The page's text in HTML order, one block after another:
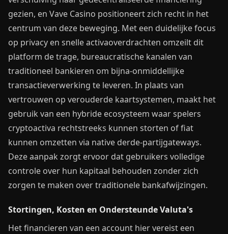
gezien, en Vave Casino positioneert zich recht in het
centrum van deze beweging. Met een duidelijke focus
op privacy en snelle activaoverdrachten omzeilt dit
platform de trage, bureaucratische kanalen van
traditioneel bankieren om bijna-onmiddellijke
transactieverwerking te leveren. In plaats van
vertrouwen op verouderde kaartsystemen, maakt het
gebruik van een hybride ecosysteem waar spelers
cryptoactiva rechtstreeks kunnen storten of fiat
kunnen omzetten via native derde-partijgateways.
Deze aanpak zorgt ervoor dat gebruikers volledige
controle over hun kapitaal behouden zonder zich
zorgen te maken over traditionele bankafwijzingen.
Stortingen, Kosten en Ondersteunde Valuta's
Het financieren van een account hier vereist een